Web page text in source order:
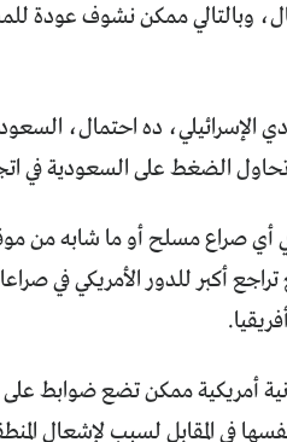
وبالتالي ممكن نشوف عودة
ده احتمال،
أي صراع مسلح أو ما شابه من
تراجع أكبر للدور الأمريكي في
أمريكية ممكن تضع ضوابط على
في المقابل لسبب لإشعال